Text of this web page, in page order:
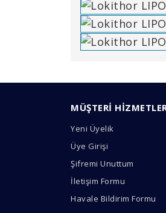
Ürün
Ürün
Ürün fiyatı diğer
Bu ürüne benzer
MÜŞTERİ
Yeni Üyelik
Üye Girişi
Şifremi Unuttum
İletişim Formu
Havale Bildirim Formu